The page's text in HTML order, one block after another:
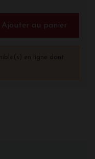
Ajouter au panier